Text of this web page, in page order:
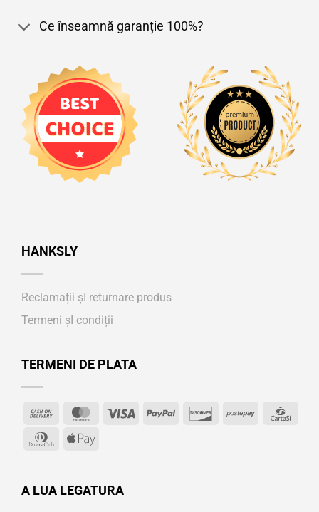
Ce înseamnă garanție 100%?
HANKSLY
Reclamații șI returnare produs
Termeni șI condiții
TERMENI DE PLATA
Cash
Delivery
MasterCard
Visa PayPal DiscoverPostepay
DinnersApple
A LUA LEGATURA